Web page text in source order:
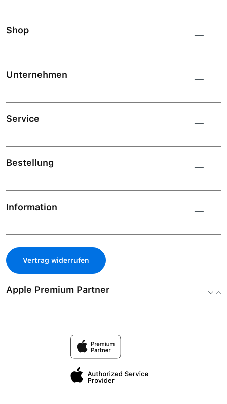
Shop
Unternehmen
Service
Bestellung
Information
Vertrag widerrufen
Apple Premium Partner